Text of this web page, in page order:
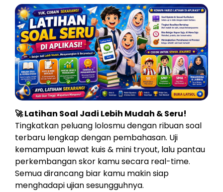
🚀 Latihan Soal Jadi Lebih Mudah & Seru!
Tingkatkan peluang lolosmu dengan ribuan soal
terbaru lengkap dengan pembahasan. Uji
kemampuan lewat kuis & mini tryout, lalu pantau
perkembangan skor kamu secara real-time.
Semua dirancang biar kamu makin siap
menghadapi ujian sesungguhnya.